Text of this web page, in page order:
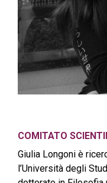
COMITATO
Giulia Longoni è
l’Università degli